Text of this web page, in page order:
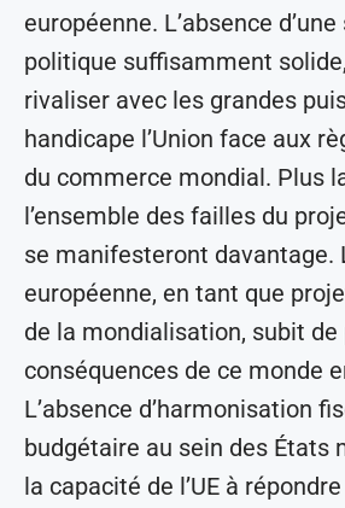
européenne. L’absence
politique suffisamment
rivaliser avec les grandes
handicape l’Union face aux
du commerce mondial. Plus
l’ensemble des failles du
se manifesteront davantage.
européenne, en tant que
de la mondialisation, subit
conséquences de ce monde
L’absence d’harmonisation
budgétaire au sein des États
la capacité de l’UE à